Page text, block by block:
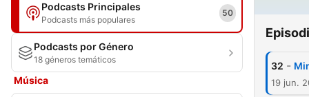
Podcasts Principales
Podcasts más populares
50
Podcasts por Género
18 géneros temáticos
Música
32 -
19 jun.